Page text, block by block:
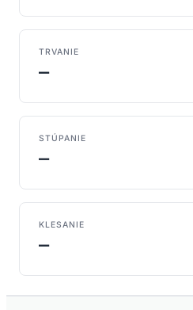
TRVANIE
—
STÚPANIE
—
KLESANIE
—